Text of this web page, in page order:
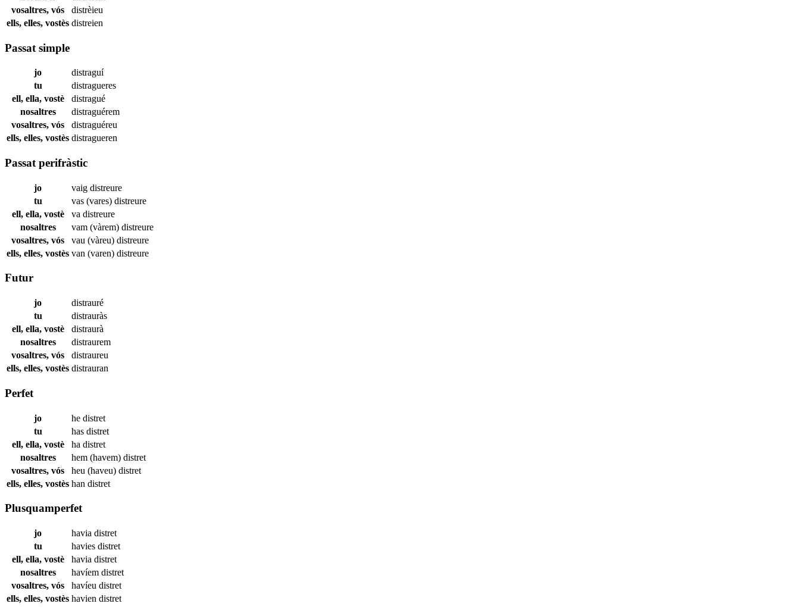
vosaltres, vós
distrèieu
ells, elles, vostès distreien
Passat simple
jo
distraguí
tu
distragueres
ell, ella, vostè
distragué
nosaltres
distraguérem
vosaltres, vós
distraguéreu
ells, elles, vostès distragueren
Passat perifràstic
jo vaig distreure
tu
vas (vares) distreure
ell, ella, vostè
va distreure
nosaltres
vam (vàrem) distreure
vosaltres, vós
vau (vàreu) distreure
ells, elles, vostès van (varen) distreure
Futur
jo
distrauré
tu
distrauràs
ell, ella, vostè
distraurà
nosaltres
distraurem
vosaltres, vós
distraureu
ells, elles, vostès distrauran
Perfet
jo he distret
tu
has distret
ell, ella, vostè
ha distret
nosaltres
hem (havem) distret
vosaltres, vós
heu (haveu) distret
ells, elles, vostès han distret
Plusquamperfet
jo havia distret
tu
havies distret
ell, ella, vostè
havia distret
nosaltres
havíem distret
vosaltres, vós
havíeu distret
ells, elles, vostès havien distret